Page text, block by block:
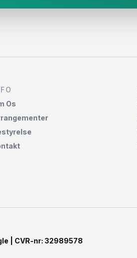
Os
| CVR-nr: 32989578